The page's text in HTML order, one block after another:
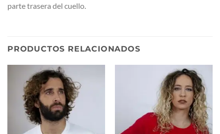
parte trasera del cuello.
PRODUCTOS RELACIONADOS